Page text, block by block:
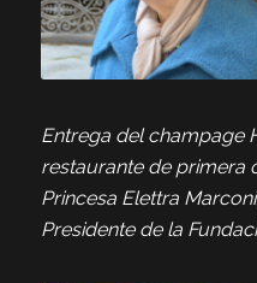
Entrega del champage
restaurante de primera
Princesa Elettra
Presidente de la